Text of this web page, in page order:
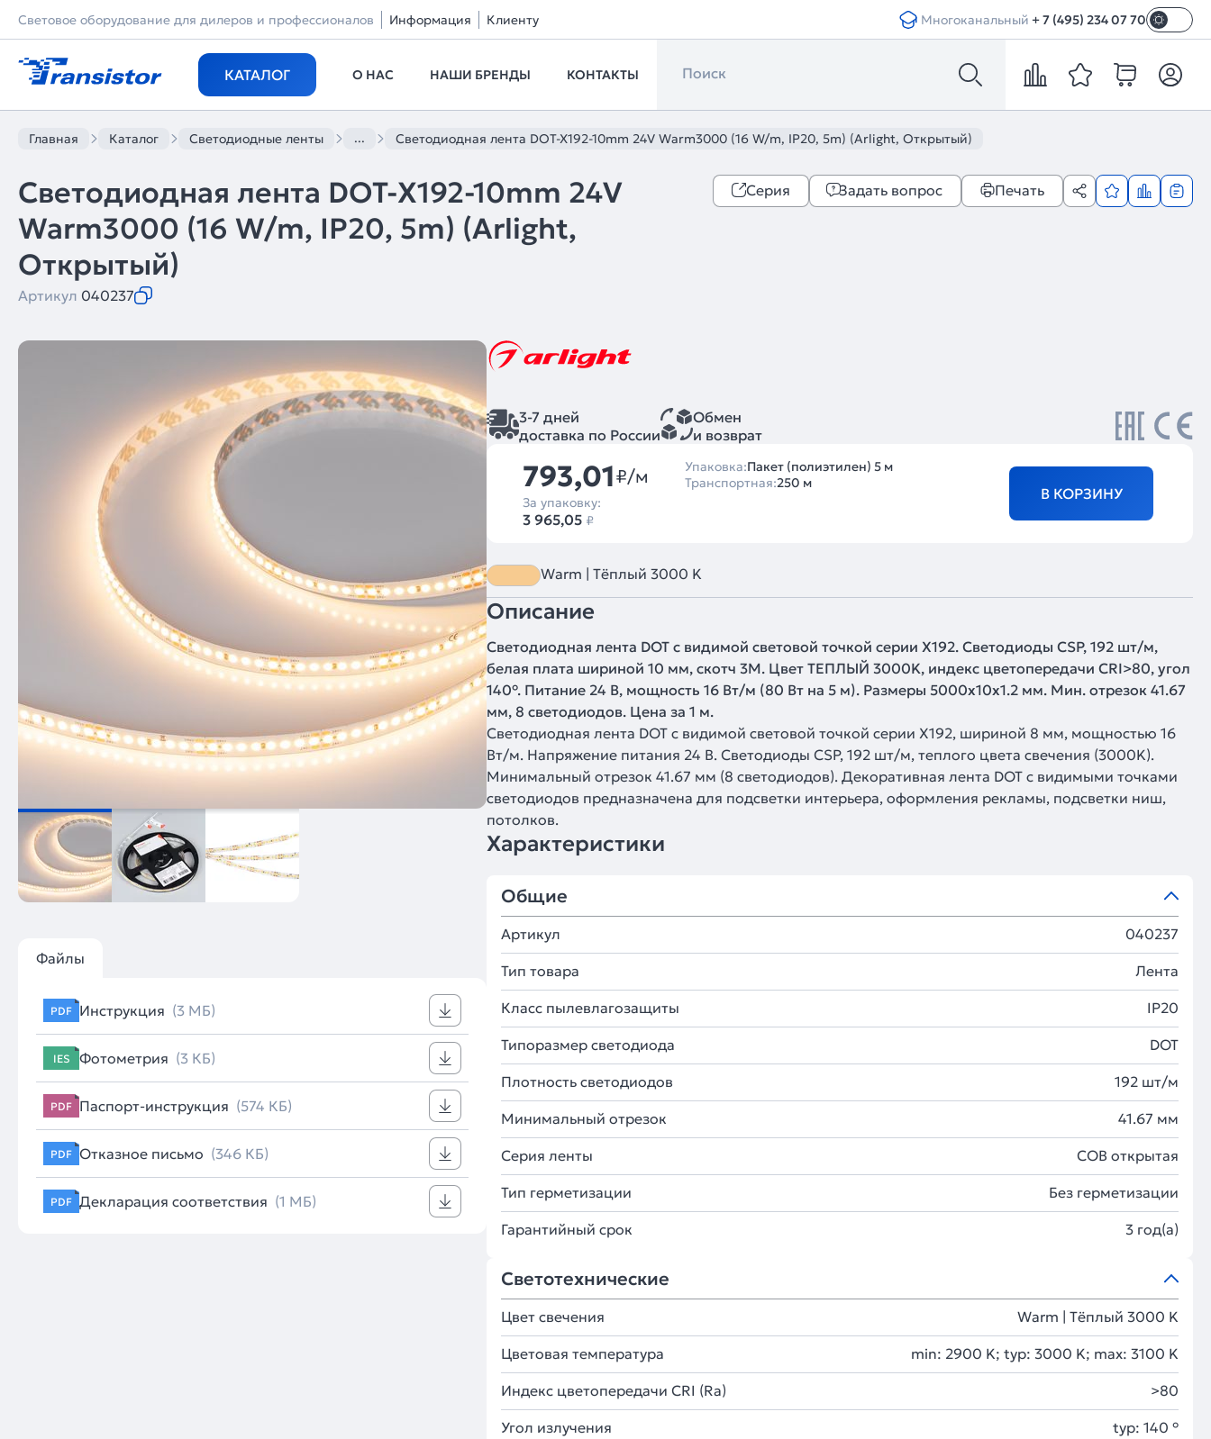
Световое оборудование для дилеров и профессионалов Информация Клиенту Многоканальный + 7 (495) 234 07 70
КАТАЛОГ О НАС НАШИ БРЕНДЫ КОНТАКТЫ
Главная Каталог Светодиодные ленты ... Светодиодная лента DOT-X192-10mm 24V Warm3000 (16 W/m, IP20, 5m) (Arlight, Открытый)
Светодиодная лента DOT-X192-10mm 24V
Warm3000 (16 W/m, IP20, 5m) (Arlight,
Открытый)
Артикул 040237
Серия Задать вопрос Печать
Файлы
PDF Инструкция (3 МБ)
IES Фотометрия (3 КБ)
PDF Паспорт-инструкция (574 КБ)
PDF Отказное письмо (346 КБ)
PDF Декларация соответствия (1 МБ)
3-7 дней
доставка по России
Обмен
и возврат
793,01₽/м
За упаковку:
3 965,05 ₽
Упаковка:Пакет (полиэтилен) 5 м
Транспортная:250 м
В КОРЗИНУ
Warm | Тёплый 3000 K
Описание
Светодиодная лента DOT с видимой световой точкой серии X192. Светодиоды CSP, 192 шт/м,
белая плата шириной 10 мм, скотч 3M. Цвет ТЕПЛЫЙ 3000K, индекс цветопередачи CRI>80, угол
140°. Питание 24 В, мощность 16 Вт/м (80 Вт на 5 м). Размеры 5000х10х1.2 мм. Мин. отрезок 41.67
мм, 8 светодиодов. Цена за 1 м.
Светодиодная лента DOT с видимой световой точкой серии X192, шириной 8 мм, мощностью 16
Вт/м. Напряжение питания 24 В. Светодиоды CSP, 192 шт/м, теплого цвета свечения (3000K).
Минимальный отрезок 41.67 мм (8 светодиодов). Декоративная лента DOT с видимыми точками
светодиодов предназначена для подсветки интерьера, оформления рекламы, подсветки ниш,
потолков.
Характеристики
Общие
Артикул 040237
Тип товара Лента
Класс пылевлагозащиты IP20
Типоразмер светодиода DOT
Плотность светодиодов 192 шт/м
Минимальный отрезок 41.67 мм
Серия ленты COB открытая
Тип герметизации Без герметизации
Гарантийный срок 3 год(а)
Светотехнические
Цвет свечения Warm | Тёплый 3000 K
Цветовая температура min: 2900 K; typ: 3000 K; max: 3100 K
Индекс цветопередачи CRI (Ra) >80
Угол излучения typ: 140 °